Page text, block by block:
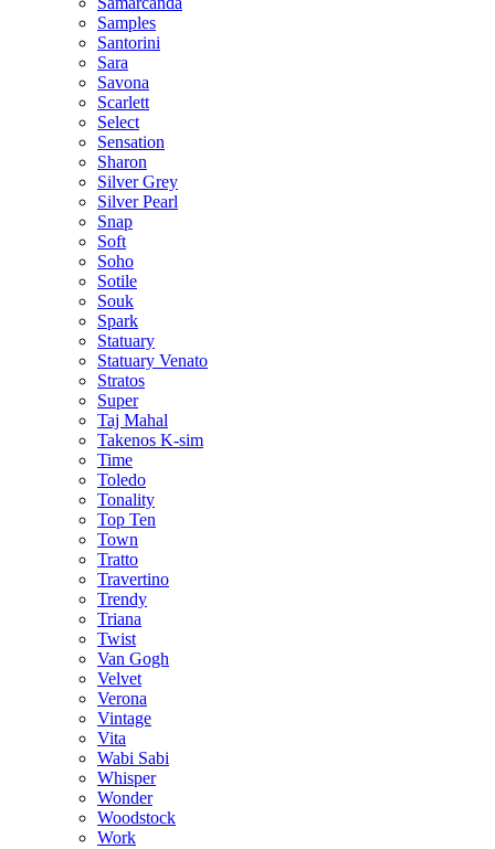
Samples
Santorini
Sara
Savona
Scarlett
Select
Sensation
Sharon
Silver Grey
Silver Pearl
Snap
Soft
Soho
Sotile
Souk
Spark
Statuary
Statuary Venato
Stratos
Super
Taj Mahal
Takenos K-sim
Time
Toledo
Tonality
Top Ten
Town
Tratto
Travertino
Trendy
Triana
Twist
Van Gogh
Velvet
Verona
Vintage
Vita
Wabi Sabi
Whisper
Wonder
Woodstock
Work